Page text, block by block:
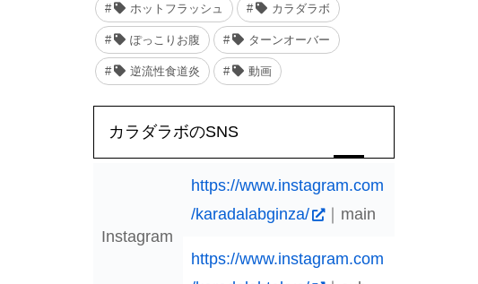
ホットフラッシュ カラダラボ
ぽっこりお腹 ターンオーバー
逆流性食道炎 動画
カラダラボのSNS
Instagram
https://www.instagram.com
/karadalabginza/
｜main
https://www.instagram.com